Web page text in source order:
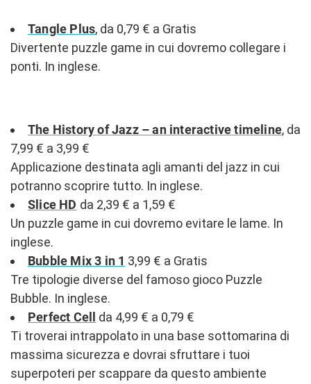
Tangle Plus, da 0,79 € a Gratis
Divertente puzzle game in cui dovremo collegare i
ponti. In inglese.
The History of Jazz – an interactive timeline, da
7,99 € a 3,99 €
Applicazione destinata agli amanti del jazz in cui
potranno scoprire tutto. In inglese.
Slice HD da 2,39 € a 1,59 €
Un puzzle game in cui dovremo evitare le lame. In
inglese.
Bubble Mix 3 in 1 3,99 € a Gratis
Tre tipologie diverse del famoso gioco Puzzle
Bubble. In inglese.
Perfect Cell
da 4,99 € a 0,79 €
Ti troverai intrappolato in una base sottomarina di
massima sicurezza e dovrai sfruttare i tuoi
superpoteri per scappare da questo ambiente